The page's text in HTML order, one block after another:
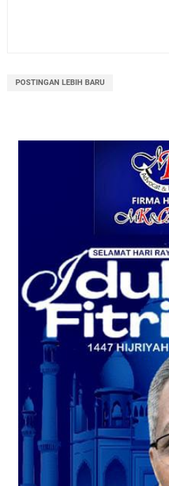
POSTINGAN LEBIH BARU